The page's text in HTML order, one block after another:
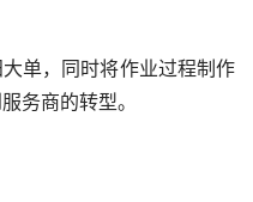
单，同时将作业过程制作
务商的转型。